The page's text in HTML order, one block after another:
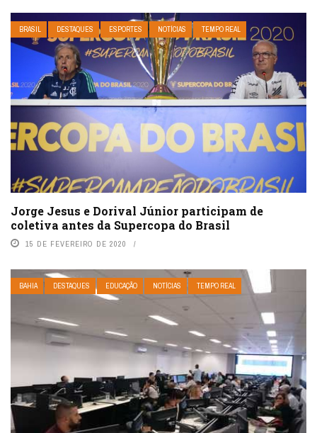
BRASIL DESTAQUES ESPORTES NOTÍCIAS TEMPO REAL
Jorge Jesus e Dorival Júnior participam de
coletiva antes da Supercopa do Brasil
15 DE FEVEREIRO DE 2020
BAHIA DESTAQUES EDUCAÇÃO NOTÍCIAS TEMPO REAL